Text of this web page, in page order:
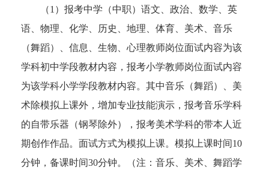
（1）报考中学（中职）语文、政治、数学、英
语、物理、化学、历史、地理、体育、美术、音乐
（舞蹈）、信息、生物、心理教师岗位面试内容为该
学科初中学段教材内容，报考小学教师岗位面试内容
为该学科小学学段教材内容。其中音乐（舞蹈）、美
术除模拟上课外，增加专业技能演示，报考音乐学科
的自带乐器（钢琴除外），报考美术学科的带本人近
期创作作品。面试方式为模拟上课。模拟上课时间10
分钟，备课时间30分钟。（注：音乐、美术、舞蹈学